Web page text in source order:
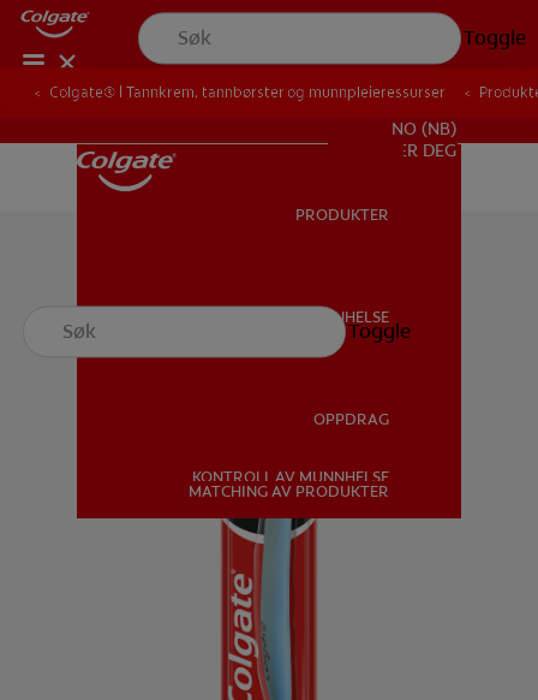
Toggle
FOR FAGFOLK
NO (NB)
REGISTRER DEG
PRODUKTER
MUNNHELSE
OPPDRAG
KONTROLL AV MUNNHELSE
MATCHING AV PRODUKTER
Toggle
Colgate® | Tannkrem, tannbørster og munnpleieressurser